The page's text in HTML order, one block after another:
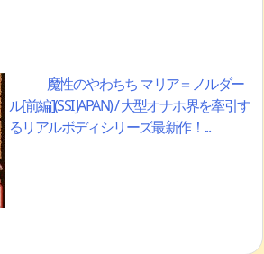
魔性のやわちち マリア＝ノルダー
ル[前編](SSI JAPAN) / 大型オナホ界を牽引す
るリアルボディシリーズ最新作！...